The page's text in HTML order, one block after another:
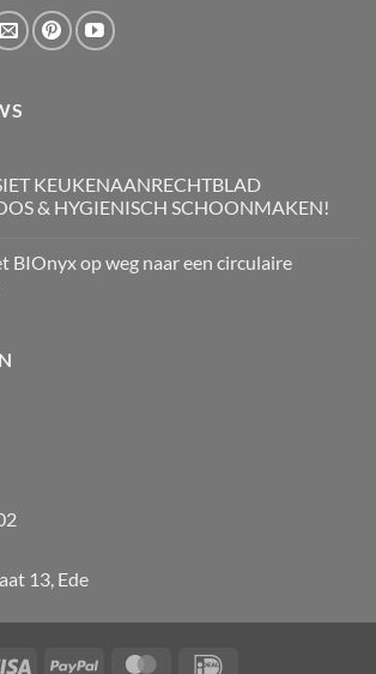
KEUKENAANRECHTBLAD
& HYGIENISCH SCHOONMAKEN!
BIOnyx op weg naar een circulaire
13, Ede
Visa PayPal MasterCard